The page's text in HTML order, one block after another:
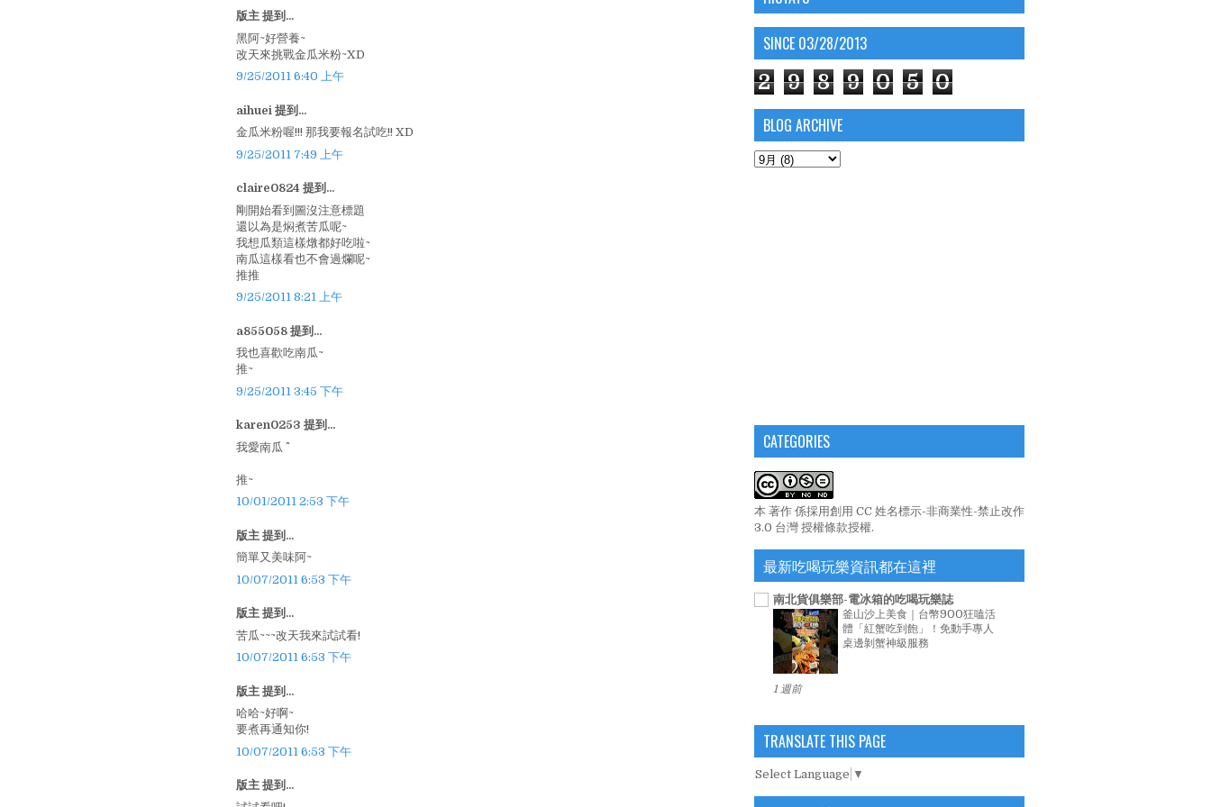
版主 提到...
黑阿~好營養~
改天來挑戰金瓜米粉~XD
9/25/2011 6:40 上午
aihuei 提到...
金瓜米粉喔!!! 那我要報名試吃!! XD
9/25/2011 7:49 上午
claire0824 提到...
剛開始看到圖沒注意標題
還以為是焖煮苦瓜呢~
我想瓜類這樣燉都好吃啦~
南瓜這樣看也不會過爛呢~
推推
9/25/2011 8:21 上午
a855058 提到...
我也喜歡吃南瓜~
推~
9/25/2011 3:45 下午
karen0253 提到...
我愛南瓜 ^^
推~
10/01/2011 2:53 下午
版主 提到...
簡單又美味阿~
10/07/2011 6:53 下午
版主 提到...
苦瓜~~~改天我來試試看!
10/07/2011 6:53 下午
版主 提到...
哈哈~好啊~
要煮再通知你!
10/07/2011 6:53 下午
版主 提到...
SINCE 03/28/2013
2 9 8 9 0 5 0
BLOG ARCHIVE
CATEGORIES
本 著作 係採用創用 CC 姓名標示-非商業性-禁止改作
3.0 台灣 授權條款授權.
最新吃喝玩樂資訊都在這裡
南北貨俱樂部-電冰箱的吃喝玩樂誌
釜山沙上美食｜台幣900狂嗑活
體「紅蟹吃到飽」！免動手專人
桌邊剝蟹神級服務
1 週前
TRANSLATE THIS PAGE
Select Language ▼